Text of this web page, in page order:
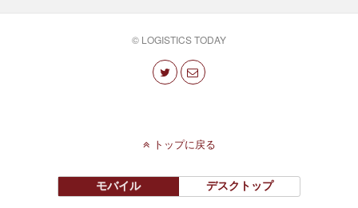
© LOGISTICS TODAY
トップに戻る
モバイル デスクトップ